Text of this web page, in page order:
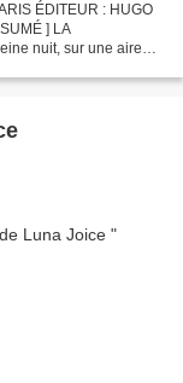
ÉDITEUR : HUGO
] LA
nuit, sur une aire